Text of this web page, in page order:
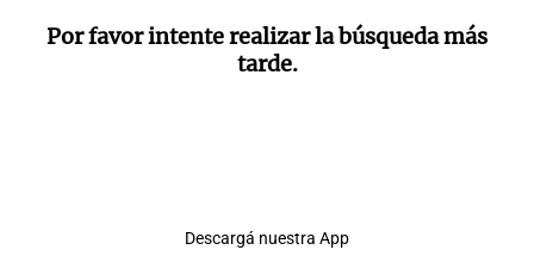
Por favor intente realizar la búsqueda más
tarde.
Descargá nuestra App